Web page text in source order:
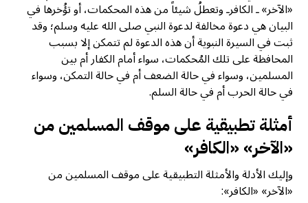
«الآخر» ـ الكافرـ وتعطلُ شيئاً من هذه المحكمات، أو تؤُخرها في
البيان هي دعوة مخالفة لدعوة النبي صلى الله عليه وسلم؛ وقد
ثبت في السيرة النبوية أن هذه الدعوة لم تتمكن إلا بسبب
المحافظة على تلك المُحكمات، سواء أمام الكفار أم بين
المسلمين، وسواء في حالة الضعف أم في حالة التمكن، وسواء
في حالة الحرب أم في حالة السلم.
أمثلة تطبيقية على موقف المسلمين من
«الآخر» «الكافر»
وإليك الأدلة والأمثلة التطبيقية على موقف المسلمين من
«الآخر» «الكافر»: